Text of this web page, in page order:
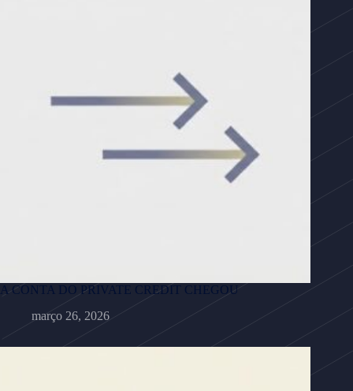
A CONTA DO PRIVATE CREDIT CHEGOU
março 26, 2026